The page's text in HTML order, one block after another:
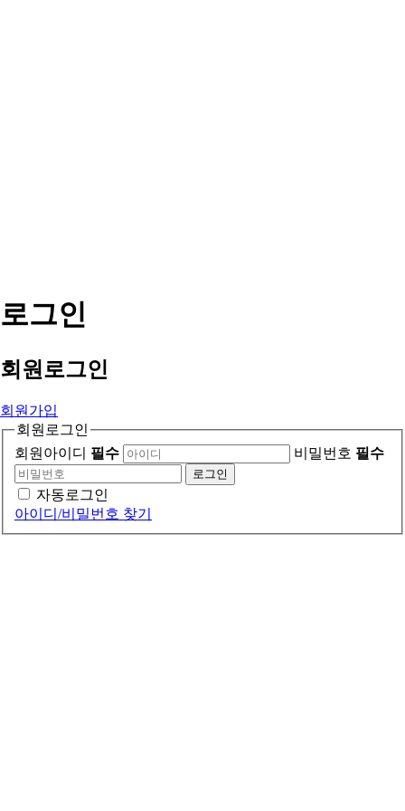
로그인
회원 로그인
회원가입
회원로그인
회원아이디 필수 비밀번호 필수
로그인
자동로그인
아이디/비밀번호 찾기